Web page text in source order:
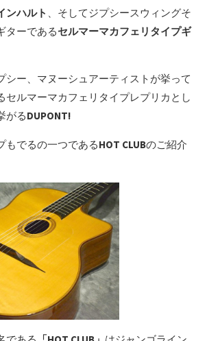
ンハルト 、そしてジプシースウィングそ
ターであるセルマーマカフェリタイプギ
シー、マヌーシュアーティストが挙って
セルマーマカフェリタイプレプリカとし
がるDUPONT!
もでるの一つであるHOT CLUBのご紹介